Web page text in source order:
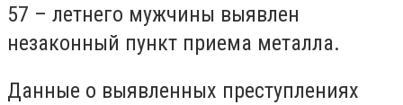
57 – летнего мужчины выявлен
незаконный пункт приема металла.
Данные о выявленных преступлениях